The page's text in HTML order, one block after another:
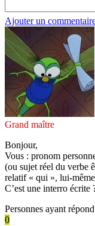
Ajouter un
Grand maître
Bonjour,
Vous : pronom
(ou sujet réel du verbe
relatif « qui », lui-
C’est une interro écrite
Personnes ayant
0